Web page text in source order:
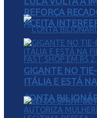
CONTA
REFORÇA
ACEITA
GIGANTE NO
ITÁLIA E ESTÁ